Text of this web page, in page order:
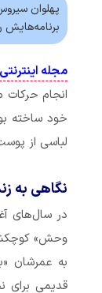
پهلوان
برنامه‌هایش
مجله
انجام
خود ساخته
لباسی از
نگاهی به
وحش» کوچکش
به عمرشان
قدیمی برای